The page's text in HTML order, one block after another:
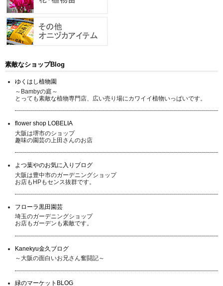
素敵なショップBlog
ゆくはし植物園
～Bambyの庭～
とっても素敵な植物専門店、広い売り場にカワイイ植物いっぱいです。
flower shop LOBELIA
大阪は堺市のショップ
趣味の園芸の上田さんのお店
よつ葉やのお気に入りブログ
大阪は豊中市のガーデニングショップ
お店もHPもセンス抜群です。
フローラ黒田園芸
埼玉のガーデニングショップ
お店もガーデンも素敵です。
Kanekyu金久ブログ
～大阪の面白いお兄さん奮闘記～
緑のマーケットBLOG